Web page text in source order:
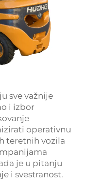
sve važnije
i izbor
operativnu
teretnih vozila
je u pitanju
i svestranost.